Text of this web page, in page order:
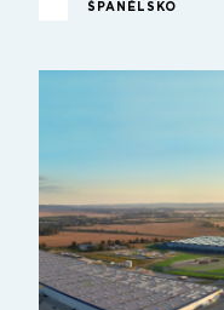
ŠPANĚLSKO